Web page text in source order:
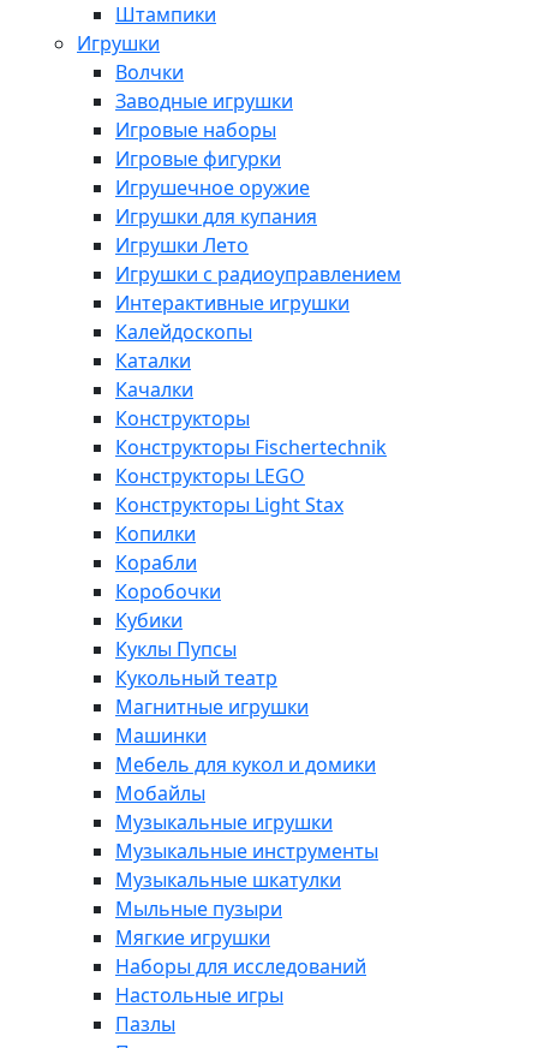
Штампики
Игрушки
Волчки
Заводные игрушки
Игровые наборы
Игровые фигурки
Игрушечное оружие
Игрушки для купания
Игрушки Лето
Игрушки с радиоуправлением
Интерактивные игрушки
Калейдоскопы
Каталки
Качалки
Конструкторы
Конструкторы Fisсhertechnik
Конструкторы LEGO
Конструкторы Light Stax
Копилки
Корабли
Коробочки
Кубики
Куклы Пупсы
Кукольный театр
Магнитные игрушки
Машинки
Мебель для кукол и домики
Мобайлы
Музыкальные игрушки
Музыкальные инструменты
Музыкальные шкатулки
Мыльные пузыри
Мягкие игрушки
Наборы для исследований
Настольные игры
Пазлы